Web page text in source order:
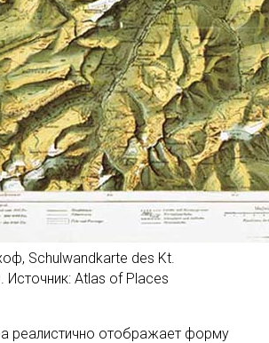
Schulwandkarte des Kt.
Источник: Atlas of Places
реалистично отображает форму